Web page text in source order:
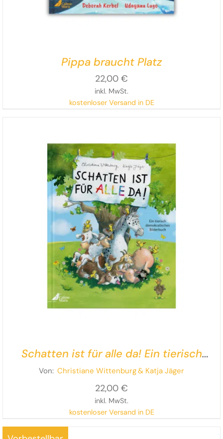
Pippa braucht Platz
22,00 €
inkl. MwSt.
kostenloser Versand in DE
respektvolle Umgang mit unterschiedlichen
BedürfnissenEisberge versetzen kann.
Schatten ist für alle da! Ein tierisch
demokratisches Bilderbuch
Von: Christiane Wittenburg& Katja Jäger
22,00 €
inkl. MwSt.
kostenloser Versand in DE